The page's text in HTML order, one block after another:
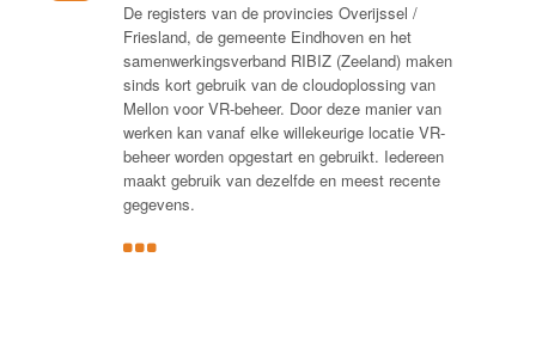
De registers van de provincies Overijssel /
Friesland, de gemeente Eindhoven en het
samenwerkingsverband RIBIZ (Zeeland) maken
sinds kort gebruik van de cloudoplossing van
Mellon voor VR-beheer. Door deze manier van
werken kan vanaf elke willekeurige locatie VR-
beheer worden opgestart en gebruikt. Iedereen
maakt gebruik van dezelfde en meest recente
gegevens.